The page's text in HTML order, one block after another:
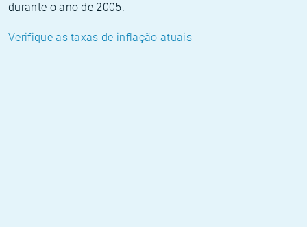
durante o ano de 2005.
Verifique as taxas de inflação atuais